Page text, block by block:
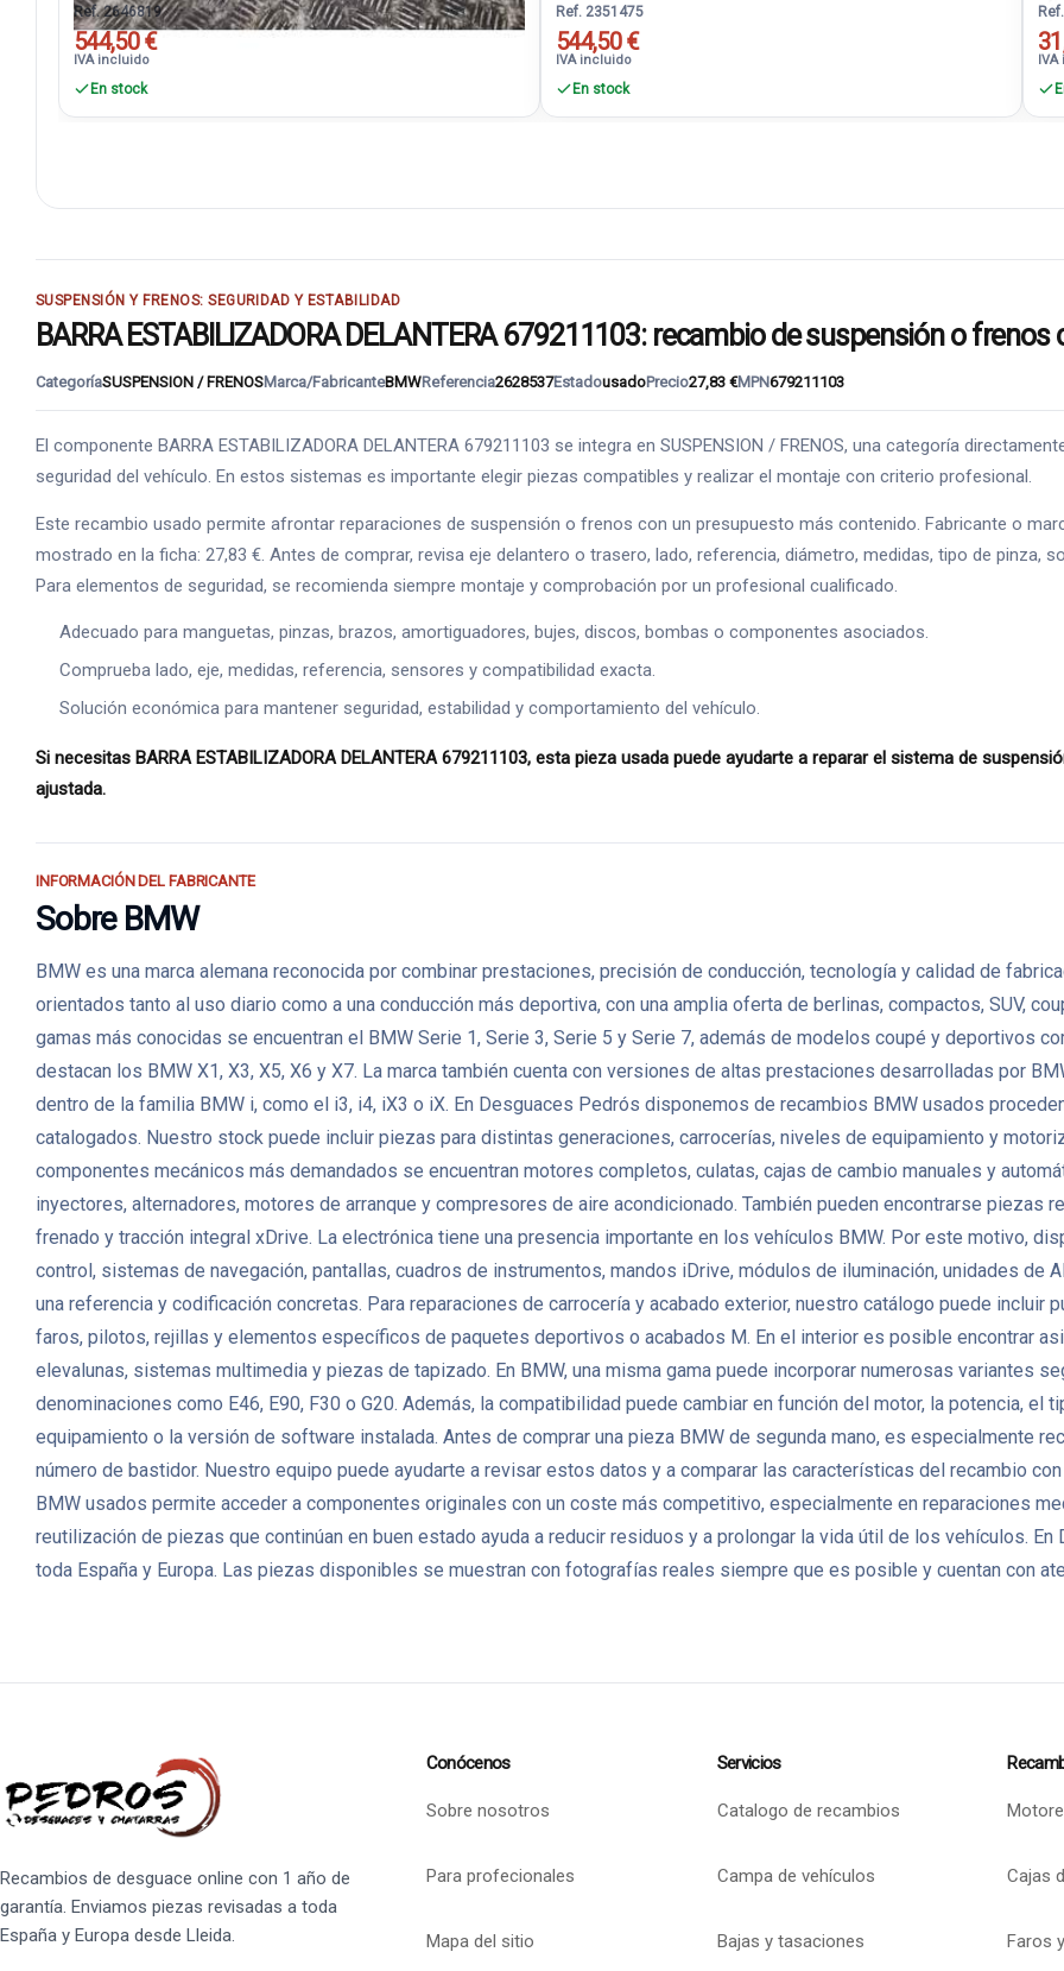
Ref. 2646819
544,50 €
IVA incluido
En stock
Ref. 2351475
544,50 €
IVA incluido
En stock
SUSPENSIÓN Y FRENOS: SEGURIDAD Y ESTABILIDAD
BARRA ESTABILIZADORA DELANTERA 679211103: recambio de suspensión o frenos
CategoríaSUSPENSION / FRENOSMarca/FabricanteBMWReferencia2628537EstadousadoPrecio27,83 €MPN679211103
El componente BARRA ESTABILIZADORA DELANTERA 679211103 se integra en SUSPENSION / FRENOS, una categoría
seguridad del vehículo. En estos sistemas es importante elegir piezas compatibles y realizar el montaje con criterio profesional.
Este recambio usado permite afrontar reparaciones de suspensión o frenos con un presupuesto más contenido. Fabricante o
mostrado en la ficha: 27,83 €. Antes de comprar, revisa eje delantero o trasero, lado, referencia, diámetro, medidas, tipo de pinza,
Para elementos de seguridad, se recomienda siempre montaje y comprobación por un profesional cualificado.
Adecuado para manguetas, pinzas, brazos, amortiguadores, bujes, discos, bombas o componentes asociados.
Comprueba lado, eje, medidas, referencia, sensores y compatibilidad exacta.
Solución económica para mantener seguridad, estabilidad y comportamiento del vehículo.
Si necesitas BARRA ESTABILIZADORA DELANTERA 679211103, esta pieza usada puede ayudarte a reparar el sistema de
ajustada.
INFORMACIÓN DEL FABRICANTE
Sobre BMW
BMW es una marca alemana reconocida por combinar prestaciones, precisión de conducción, tecnología y calidad de
orientados tanto al uso diario como a una conducción más deportiva, con una amplia oferta de berlinas, compactos, SUV,
gamas más conocidas se encuentran el BMW Serie 1, Serie 3, Serie 5 y Serie 7, además de modelos coupé y deportivos
destacan los BMW X1, X3, X5, X6 y X7. La marca también cuenta con versiones de altas prestaciones desarrolladas por
dentro de la familia BMW i, como el i3, i4, iX3 o iX. En Desguaces Pedrós disponemos de recambios BMW usados
catalogados. Nuestro stock puede incluir piezas para distintas generaciones, carrocerías, niveles de equipamiento y
componentes mecánicos más demandados se encuentran motores completos, culatas, cajas de cambio manuales y
inyectores, alternadores, motores de arranque y compresores de aire acondicionado. También pueden encontrarse piezas
frenado y tracción integral xDrive. La electrónica tiene una presencia importante en los vehículos BMW. Por este motivo,
control, sistemas de navegación, pantallas, cuadros de instrumentos, mandos iDrive, módulos de iluminación, unidades de
una referencia y codificación concretas. Para reparaciones de carrocería y acabado exterior, nuestro catálogo puede incluir
faros, pilotos, rejillas y elementos específicos de paquetes deportivos o acabados M. En el interior es posible encontrar
elevalunas, sistemas multimedia y piezas de tapizado. En BMW, una misma gama puede incorporar numerosas variantes
denominaciones como E46, E90, F30 o G20. Además, la compatibilidad puede cambiar en función del motor, la potencia, el
equipamiento o la versión de software instalada. Antes de comprar una pieza BMW de segunda mano, es especialmente
número de bastidor. Nuestro equipo puede ayudarte a revisar estos datos y a comparar las características del recambio
BMW usados permite acceder a componentes originales con un coste más competitivo, especialmente en reparaciones
reutilización de piezas que continúan en buen estado ayuda a reducir residuos y a prolongar la vida útil de los vehículos.
toda España y Europa. Las piezas disponibles se muestran con fotografías reales siempre que es posible y cuentan con
Recambios de desguace online con 1 año de
garantía. Enviamos piezas revisadas a toda
España y Europa desde Lleida.
Conócenos
Sobre nosotros
Para profecionales
Mapa del sitio
Servicios
Catalogo de recambios
Campa de vehículos
Bajas y tasaciones
Cajas
Faros